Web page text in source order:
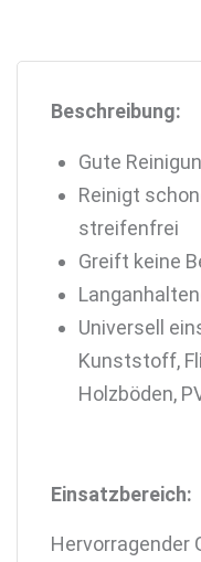
Beschreibung:
Gute
Reinigt
streifenfrei
Greift keine
Universell
Kunststoff,
Holzböden,
Einsatzbereich:
Hervorragender